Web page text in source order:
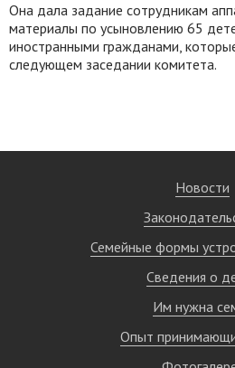
Она дала задание сотрудникам
материалы по усыновлению 65
иностранными гражданами,
следующем заседании комитета.
Новости
Семейные формы
Сведения о
Им нужна
Опыт